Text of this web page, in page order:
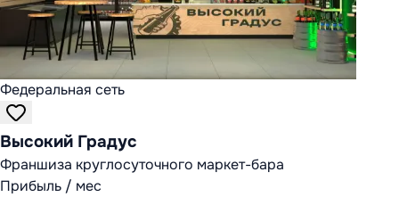
Федеральная сеть
Высокий Градус
Франшиза круглосуточного маркет-бара
Прибыль / мес